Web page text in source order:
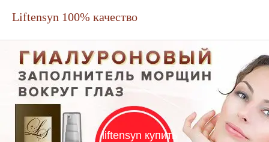
Liftensyn 100% качество
liftensyn купить